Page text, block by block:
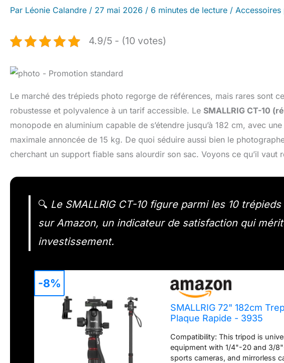
Par Léonie Calandre / 27 mai 2026 / 6 minutes de lecture / Accessoires
4.9/5 - (10 votes)
Le marché des trépieds photo regorge de références, mais rares sont
robustesse et polyvalence à un tarif accessible. Le SMALLRIG CT-10
monopode en aluminium capable de s’étendre jusqu’à 182 cm, avec
maximale annoncée de 15 kg. De quoi séduire aussi bien le
cherchant un support fiable sans alourdir son sac. Voyons ce qu’il vaut
🔍 Le SMALLRIG CT-10 figure parmi les 10
sur Amazon, un indicateur de satisfaction qui
investissement.
SMALLRIG 72" 182cm
Plaque Rapide - 3935
Compatibility: This tripod is
equipment with 1/4"-20 and 3/
sports cameras, and mirrorless
-8%